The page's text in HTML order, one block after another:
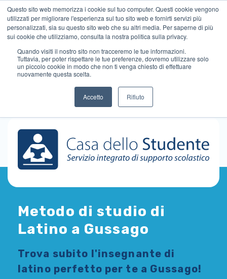
Questo sito web memorizza i cookie sul tuo computer. Questi cookie vengono
utilizzati per migliorare l'esperienza sul tuo sito web e fornirti servizi più
personalizzati, sia su questo sito web che su altri media. Per saperne di più
sui cookie che utilizziamo, consulta la nostra politica sulla privacy.
Quando visiti il ​​nostro sito non tracceremo le tue informazioni.
Tuttavia, per poter rispettare le tue preferenze, dovremo utilizzare solo
un piccolo cookie in modo che non ti venga chiesto di effettuare
nuovamente questa scelta.
Accetto Rifiuto
Metodo di studio di
Latino a Gussago
Trova subito l'insegnante di
latino perfetto per te a Gussago!